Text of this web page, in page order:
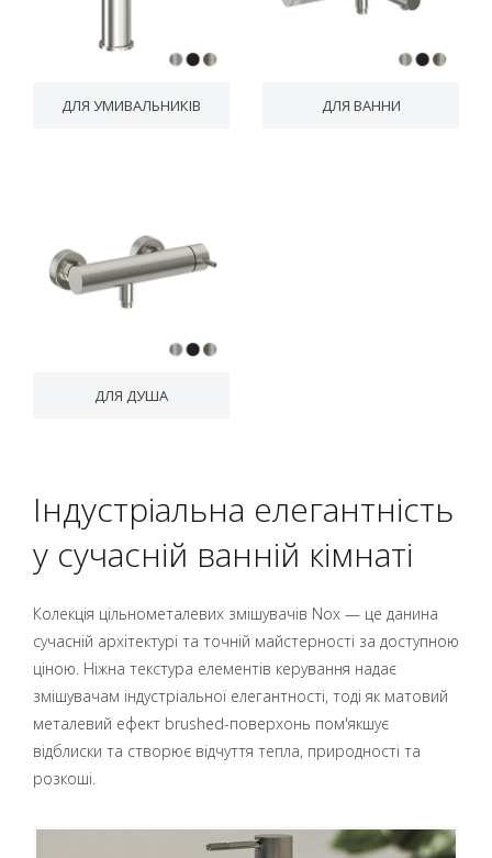
ДЛЯ УМИВАЛЬНИКІВ ДЛЯ ВАННИ
ДЛЯ ДУША
Індустріальна елегантність
у сучасній ванній кімнаті
Колекція цільнометалевих змішувачів Nox — це данина
сучасній архітектурі та точній майстерності за доступною
ціною. Ніжна текстура елементів керування надає
змішувачам індустріальної елегантності, тоді як матовий
металевий ефект brushed-поверхонь пом'якшує
відблиски та створює відчуття тепла, природності та
розкоші.